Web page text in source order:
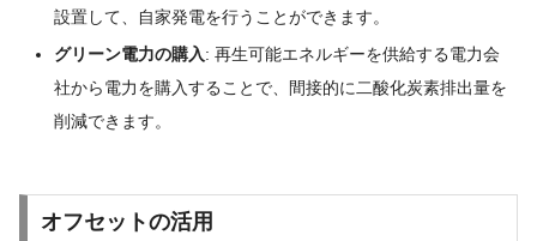
設置して、自家発電を行うことができます。
グリーン電力の購入: 再生可能エネルギーを供給する電力会
社から電力を購入することで、間接的に二酸化炭素排出量を
削減できます。
オフセットの活用